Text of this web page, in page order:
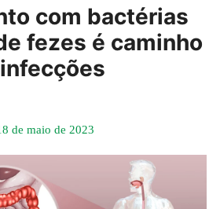
com bactérias
fezes é caminho
de maio de 2023